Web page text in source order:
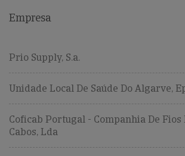
Empresa
Prio Supply, S.a.
Unidade Local De Saúde Do Algarve,
Coficab Portugal - Companhia De Fios
Cabos, Lda